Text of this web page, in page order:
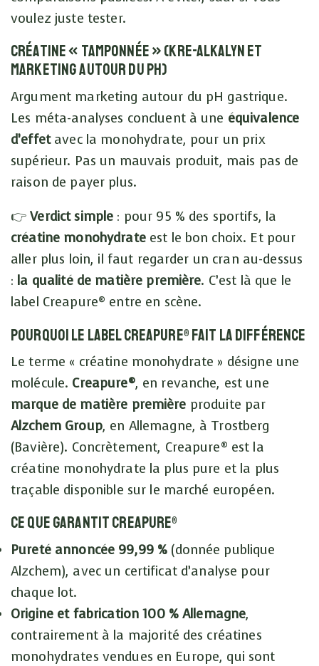
voulez juste tester.
Créatine « tamponnée » (Kre-Alkalyn et
marketing autour du pH)
Argument marketing autour du pH gastrique.
Les méta-analyses concluent à une équivalence
d’effetavec la monohydrate, pour un prix
supérieur. Pas un mauvais produit, mais pas de
raison de payer plus.
👉Verdict simple : pour 95 % des sportifs, la
créatine monohydrateest le bon choix. Et pour
aller plus loin, il faut regarder un cran au-dessus
: la qualité de matière première. C’est là que le
label Creapure® entre en scène.
Pourquoi le label Creapure® fait la différence
Le terme « créatine monohydrate » désigne une
molécule. Creapure®, en revanche, est une
marque de matière première produite par
Alzchem Group, en Allemagne, à Trostberg
(Bavière). Concrètement, Creapure® est la
créatine monohydrate la plus pure et la plus
traçable disponible sur le marché européen.
Ce que garantit Creapure®
Pureté annoncée 99,99 % (donnée publique
Alzchem), avec un certificat d’analyse pour
chaque lot.
Origine et fabrication 100 % Allemagne,
contrairement à la majorité des créatines
monohydrates vendues en Europe, qui sont